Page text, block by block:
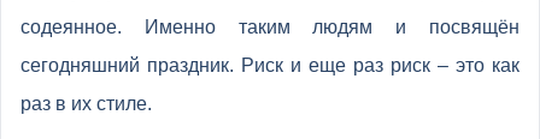
содеянное. Именно таким людям и посвящён
сегодняшний праздник. Риск и еще раз риск – это как
раз в их стиле.